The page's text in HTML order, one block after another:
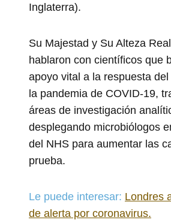
Inglaterra).
Su Majestad y Su Alteza
hablaron con científicos que
apoyo vital a la respuesta
la pandemia de COVID-19,
áreas de investigación
desplegando microbiólogos
del NHS para aumentar las
prueba.
Le puede interesar: Londres
de alerta por coronavirus.